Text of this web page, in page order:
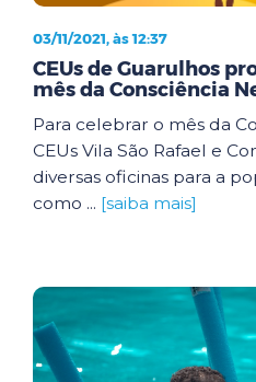
03/11/2021, às 12:37
CEUs de Guarulhos
mês da Consciência
Para celebrar o mês da
CEUs Vila São Rafael e
diversas oficinas para a
como ... [saiba mais]